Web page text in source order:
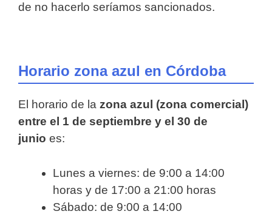
de no hacerlo seríamos sancionados.
Horario zona azul en Córdoba
El horario de la zona azul (zona comercial)
entre el 1 de septiembre y el 30 de
junio es:
Lunes a viernes: de 9:00 a 14:00
horas y de 17:00 a 21:00 horas
Sábado: de 9:00 a 14:00